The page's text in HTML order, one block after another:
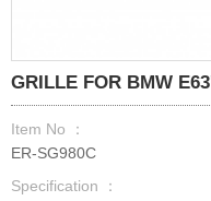
GRILLE FOR BMW
Item No ：
ER-SG980C
Specification ：